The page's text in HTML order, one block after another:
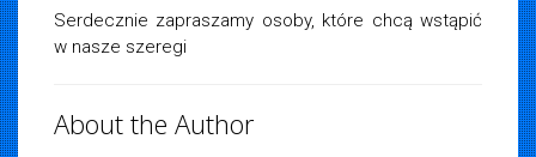
Serdecznie zapraszamy osoby, które chcą wstąpić
w nasze szeregi
About the Author